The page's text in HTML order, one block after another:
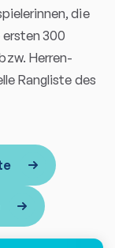
die
300
Herren-
Rangliste des